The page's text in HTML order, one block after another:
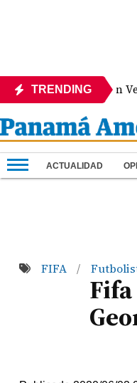
TRENDING
protocolos en
ACTUALIDAD
FIFA /